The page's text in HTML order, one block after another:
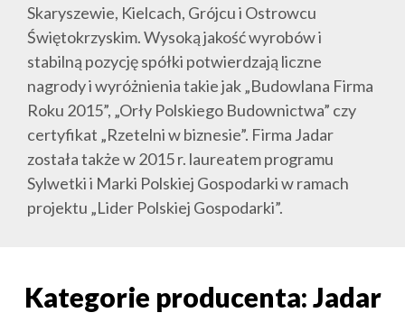
Skaryszewie, Kielcach, Grójcu i Ostrowcu
Świętokrzyskim. Wysoką jakość wyrobów i
stabilną pozycję spółki potwierdzają liczne
nagrody i wyróżnienia takie jak „Budowlana Firma
Roku 2015”, „Orły Polskiego Budownictwa” czy
certyfikat „Rzetelni w biznesie”. Firma Jadar
została także w 2015 r. laureatem programu
Sylwetki i Marki Polskiej Gospodarki w ramach
projektu „Lider Polskiej Gospodarki”.
Kategorie producenta: Jadar